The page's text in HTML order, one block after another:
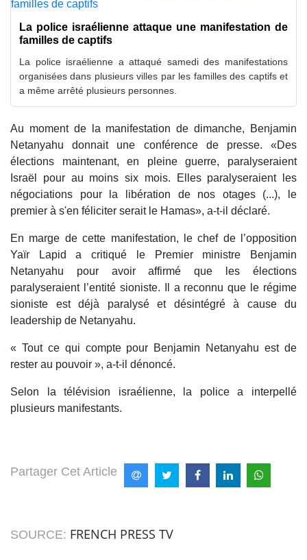
La police israélienne attaque une manifestation de
familles de captifs
La police israélienne a attaqué samedi des manifestations
organisées dans plusieurs villes par les familles des captifs et
a même arrêté plusieurs personnes.
Au moment de la manifestation de dimanche, Benjamin
Netanyahu donnait une conférence de presse. «Des
élections maintenant, en pleine guerre, paralyseraient
Israël pour au moins six mois. Elles paralyseraient les
négociations pour la libération de nos otages (...), le
premier à s'en féliciter serait le Hamas», a-t-il déclaré.
En marge de cette manifestation, le chef de l’opposition
Yaïr Lapid a critiqué le Premier ministre Benjamin
Netanyahu pour avoir affirmé que les élections
paralyseraient l’entité sioniste. Il a reconnu que le régime
sioniste est déjà paralysé et désintégré à cause du
leadership de Netanyahu.
« Tout ce qui compte pour Benjamin Netanyahu est de
rester au pouvoir », a-t-il dénoncé.
Selon la télévision israélienne, la police a interpellé
plusieurs manifestants.
Partager Cet Article
SOURCE: FRENCH PRESS TV